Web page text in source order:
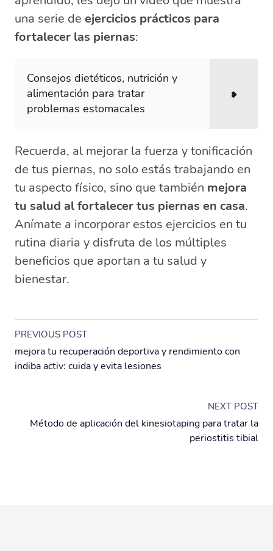
una serie de ejercicios prácticos para
fortalecer las piernas:
Consejos dietéticos, nutrición y
alimentación para tratar
problemas estomacales
Recuerda, al mejorar la fuerza y tonificación
de tus piernas, no solo estás trabajando en
tu aspecto físico, sino que también mejora
tu salud al fortalecer tus piernas en casa.
Anímate a incorporar estos ejercicios en tu
rutina diaria y disfruta de los múltiples
beneficios que aportan a tu salud y
bienestar.
PREVIOUS POST
mejora tu recuperación deportiva y rendimiento con
indiba activ: cuida y evita lesiones
NEXT POST
Método de aplicación del kinesiotaping para tratar la
periostitis tibial